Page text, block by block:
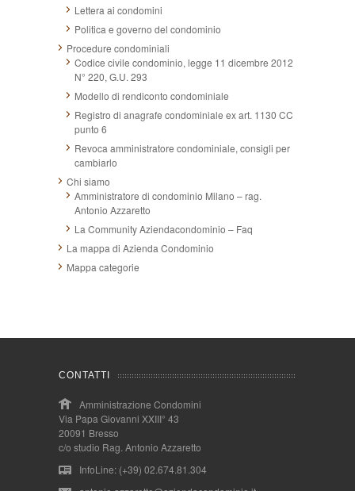
Lettera ai condomini
Politica e governo del condominio
Procedure condominiali
Codice civile condominio, legge 11 dicembre 2012
N° 220, G.U. 293
Modello di rendiconto condominiale
Registro di anagrafe condominiale ex art. 1130 CC
punto 6
Revoca amministratore condominiale, consigli per
cambiarlo
Chi siamo
Amministratore di condominio Milano – rag.
Antonio Azzaretto
La Community Aziendacondominio – Faq
La mappa di Azienda Condominio
Mappa categorie
CONTATTI
Amministrazione Condomini
Via Papa Giovanni XXIII° 43
20091 Bresso
c/o studio Rag. Antonio Azzaretto
InfoLine: (+39) 02.674.81.304